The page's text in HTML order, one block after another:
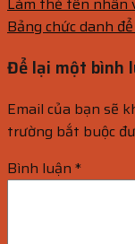
Bảng chức danh
Để lại một bình
Email của bạn sẽ
trường bắt buộc
Bình luận *